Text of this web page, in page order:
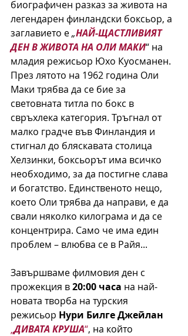
биографичен разказ за живота на
легендарен финландски боксьор, а
заглавието е „НАЙ-ЩАСТЛИВИЯТ
ДЕН В ЖИВОТА НА ОЛИ МАКИ“ на
младия режисьор Юхо Куосманен.
През лятото на 1962 година Оли
Маки трябва да се бие за
световната титла по бокс в
свръхлека категория. Тръгнал от
малко градче във Финландия и
стигнал до бляскавата столица
Хелзинки, боксьорът има всичко
необходимо, за да постигне слава
и богатство. Единственото нещо,
което Оли трябва да направи, е да
свали няколко килограма и да се
концентрира. Само че има един
проблем – влюбва се в Райя...
Завършваме филмовия ден с
прожекция в 20:00 часа на най-
новата творба на турския
режисьор Нури Билге Джейлан
„ДИВАТА КРУША“, на който